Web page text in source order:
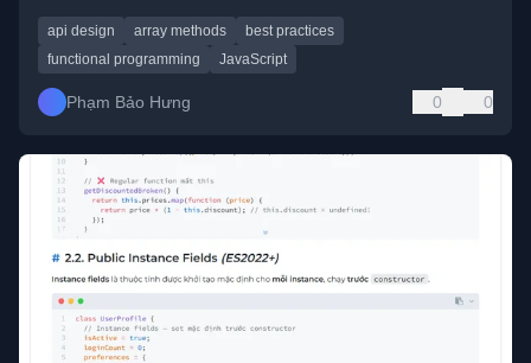
api design array methods
best practices
functional programming
JavaScript
Phạm Bảo Hưng 0 0